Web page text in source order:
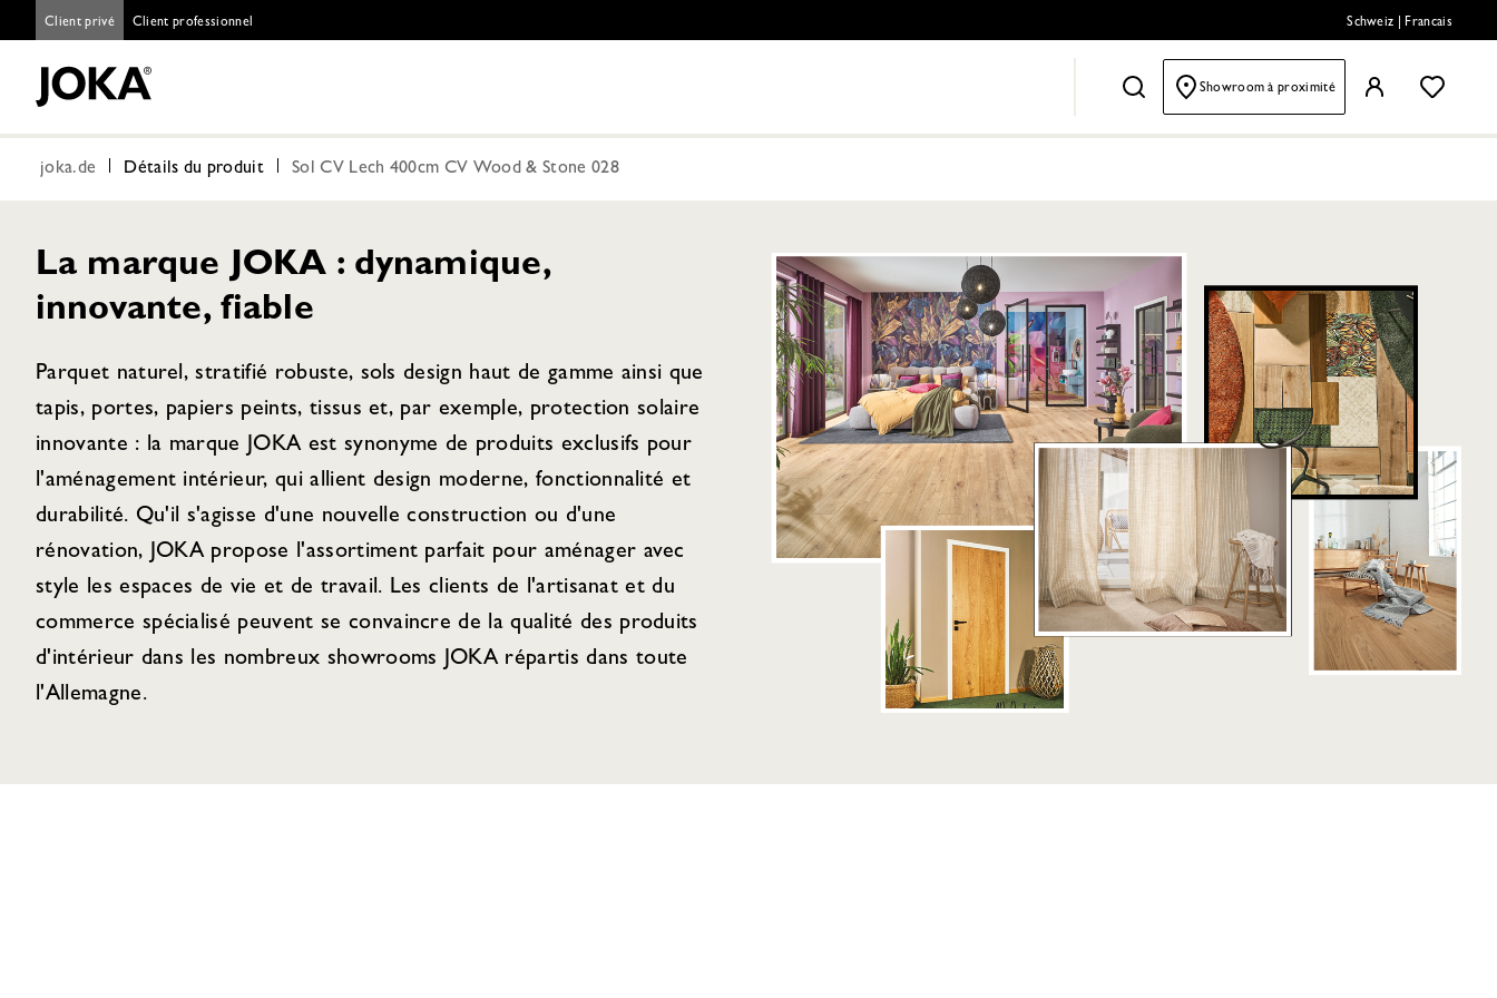
Client privé Client professionnel Schweiz Francais
Showroom à proximité
joka.de Détails du produit Sol CV Lech 400cm CV Wood & Stone 028
La marque JOKA : dynamique,
innovante, fiable
Parquet naturel, stratifié robuste, sols design haut de gamme ainsi que
tapis, portes, papiers peints, tissus et, par exemple, protection solaire
innovante : la marque JOKA est synonyme de produits exclusifs pour
l'aménagement intérieur, qui allient design moderne, fonctionnalité et
durabilité. Qu'il s'agisse d'une nouvelle construction ou d'une
rénovation, JOKA propose l'assortiment parfait pour aménager avec
style les espaces de vie et de travail. Les clients de l'artisanat et du
commerce spécialisé peuvent se convaincre de la qualité des produits
d'intérieur dans les nombreux showrooms JOKA répartis dans toute
l'Allemagne.